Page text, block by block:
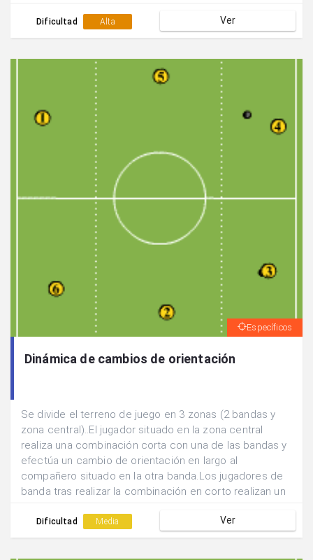
jugadores atacantes.
Dificultad Alta Ver
Específicos
Dinámica de cambios de orientación
Se divide el terreno de juego en 3 zonas (2 bandas y
zona central)..El jugador situado en la zona central
realiza una combinación corta con una de las bandas y
efectúa un cambio de orientación en largo al
compañero situado en la otra banda.Los jugadores de
banda tras realizar la combinación en corto realizan un
Dificultad Media Ver